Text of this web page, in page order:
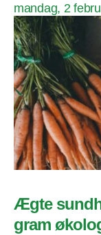
mandag, 2
Ægte
gram